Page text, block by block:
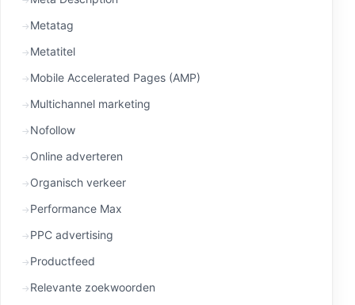
Metatag
Metatitel
Mobile Accelerated Pages (AMP)
Multichannel marketing
Nofollow
Online adverteren
Organisch verkeer
Performance Max
PPC advertising
Productfeed
Relevante zoekwoorden